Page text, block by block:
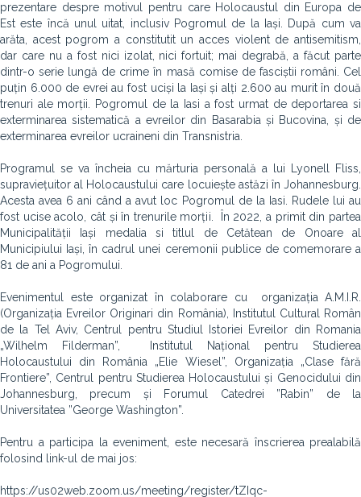
prezentare despre motivul pentru care Holocaustul din Europa de
Est este încă unul uitat, inclusiv Pogromul de la Iași. După cum va
arăta, acest pogrom a constitutit un acces violent de antisemitism,
dar care nu a fost nici izolat, nici fortuit; mai degrabă, a făcut parte
dintr-o serie lungă de crime în masă comise de fasciștii români. Cel
puțin 6.000 de evrei au fost uciși la Iași și alți 2.600 au murit în două
trenuri ale morții. Pogromul de la Iasi a fost urmat de deportarea si
exterminarea sistematică a evreilor din Basarabia și Bucovina, și de
exterminarea evreilor ucraineni din Transnistria.
Programul se va încheia cu mărturia personală a lui Lyonell Fliss,
supraviețuitor al Holocaustului care locuiește astăzi în Johannesburg.
Acesta avea 6 ani când a avut loc Pogromul de la Iasi. Rudele lui au
fost ucise acolo, cât și în trenurile morții. În 2022, a primit din partea
Municipalității Iași medalia si titlul de Cetătean de Onoare al
Municipiului Iași, în cadrul unei ceremonii publice de comemorare a
81 de ani a Pogromului.
Evenimentul este organizat în colaborare cu organizația A.M.I.R.
(Organizația Evreilor Originari din România), Institutul Cultural Român
de la Tel Aviv, Centrul pentru Studiul Istoriei Evreilor din Romania
„Wilhelm Filderman”,
Institutul Național pentru Studierea
Holocaustului din România „Elie Wiesel”, Organizația „Clase fără
Frontiere”, Centrul pentru Studierea Holocaustului și Genocidului din
Johannesburg, precum și Forumul Catedrei ”Rabin” de la
Universitatea ”George Washington”.
Pentru a participa la eveniment, este necesară înscrierea prealabilă
folosind link-ul de mai jos:
https://us02web.zoom.us/meeting/register/tZIqc-